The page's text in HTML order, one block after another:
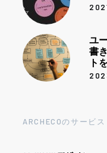
ユ
書
ト
ARCHECOのサービス